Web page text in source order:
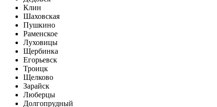
Клин
Шаховская
Пушкино
Раменское
Луховицы
Щербинка
Егорьевск
Троицк
Щелково
Зарайск
Люберцы
Долгопрудный